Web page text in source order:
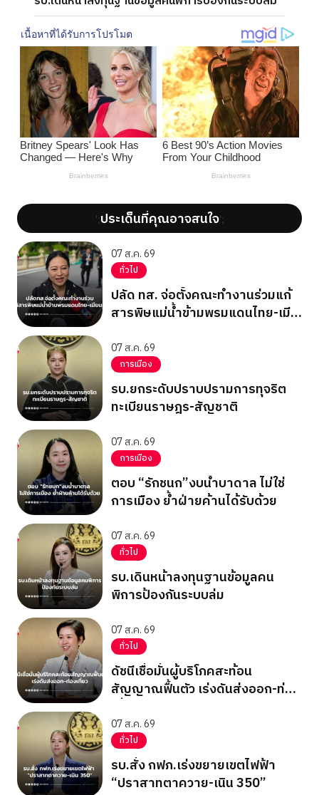
';ประเด็นที่คุณอาจสนใจ';
07 ส.ค. 69
ทั่วไป
ปลัด ทส. จ่อตั้งคณะทำงานร่วมแก้
สารพิษแม่น้ำข้ามพรมแดนไทย-เมีย
07 ส.ค. 69
การเมือง
รบ.ยกระดับปราบปรามการทุจริต
ทะเบียนราษฎร-สัญชาติ
07 ส.ค. 69
การเมือง
ตอบ “รักชนก”งบน้ำบาดาล ไม่ใช่
การเมือง ย้ำฝ่ายค้านได้รับด้วย
07 ส.ค. 69
ทั่วไป
รบ.เดินหน้าลงทุนฐานข้อมูลคน
พิการป้องกันระบบล่ม
07 ส.ค. 69
ทั่วไป
ดัชนีเชื่อมั่นผู้บริโภคสะท้อน
สัญญาณฟื้นตัว เร่งดันส่งออก-ท่อง
07 ส.ค. 69
ทั่วไป
รบ.สั่ง กฟภ.เร่งขยายเขตไฟฟ้า
“ปราสาทตาควาย-เนิน 350”